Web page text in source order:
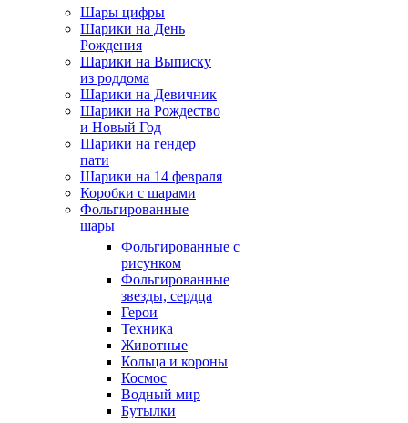
Шары цифры
Шарики на День
Рождения
Шарики на Выписку
из роддома
Шарики на Девичник
Шарики на Рождество
и Новый Год
Шарики на гендер
пати
Шарики на 14 февраля
Коробки с шарами
Фольгированные
шары
Фольгированные с
рисунком
Фольгированные
звезды, сердца
Герои
Техника
Животные
Кольца и короны
Космос
Водный мир
Бутылки